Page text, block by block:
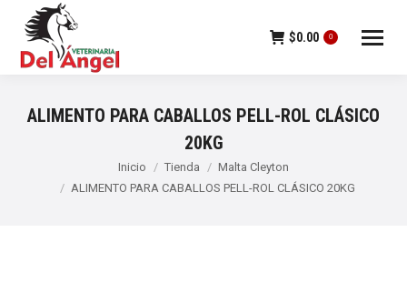
$0.00 0
ALIMENTO PARA CABALLOS PELL-ROL CLÁSICO
20KG
Inicio Tienda
Malta Cleyton
ALIMENTO PARA CABALLOS PELL-ROL CLÁSICO 20KG